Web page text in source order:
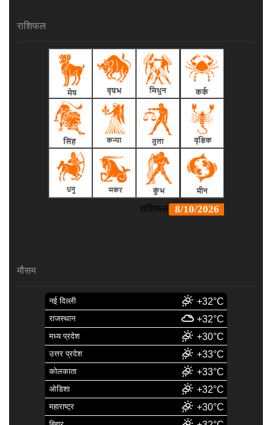
राशिफल
मौसम
नई दिल्ली +32°C
राजस्थान +32°C
मध्य प्रदेश +30°C
उत्तर प्रदेश +33°C
कोलकाता +33°C
ओडिशा +32°C
महाराष्ट्र +30°C